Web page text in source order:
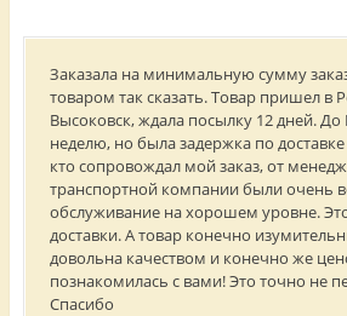
Заказала на минимальную сумму
товаром так сказать. Товар пришел в
Высоковск, ждала посылку 12 дней.
неделю, но была задержка по
кто сопровождал мой заказ, от
транспортной компании были очень
обслуживание на хорошем уровне. Это
доставки. А товар конечно
довольна качеством и конечно же
познакомилась с вами! Это точно не
Спасибо